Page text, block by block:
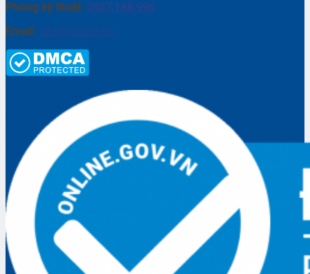
Phòng kỹ thuật: 0937.188.996
Email: info@gptech.vn